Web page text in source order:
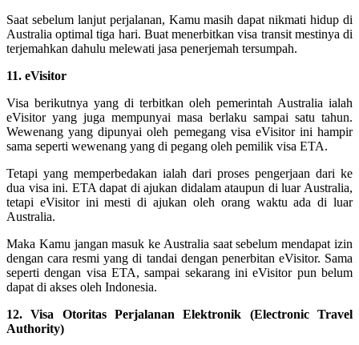
Saat sebelum lanjut perjalanan, Kamu masih dapat nikmati hidup di
Australia optimal tiga hari. Buat menerbitkan visa transit mestinya di
terjemahkan dahulu melewati jasa penerjemah tersumpah.
11. eVisitor
Visa berikutnya yang di terbitkan oleh pemerintah Australia ialah
eVisitor yang juga mempunyai masa berlaku sampai satu tahun.
Wewenang yang dipunyai oleh pemegang visa eVisitor ini hampir
sama seperti wewenang yang di pegang oleh pemilik visa ETA.
Tetapi yang memperbedakan ialah dari proses pengerjaan dari ke
dua visa ini. ETA dapat di ajukan didalam ataupun di luar Australia,
tetapi eVisitor ini mesti di ajukan oleh orang waktu ada di luar
Australia.
Maka Kamu jangan masuk ke Australia saat sebelum mendapat izin
dengan cara resmi yang di tandai dengan penerbitan eVisitor. Sama
seperti dengan visa ETA, sampai sekarang ini eVisitor pun belum
dapat di akses oleh Indonesia.
12. Visa Otoritas Perjalanan Elektronik (Electronic Travel
Authority)